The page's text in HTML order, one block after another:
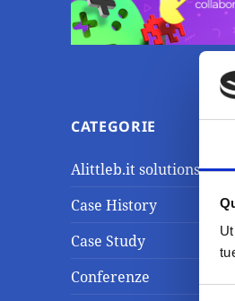
CATEGORIE
Alittleb.it solutions
Case History
Case Study
Conferenze